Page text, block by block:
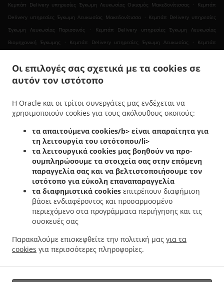
Οι επιλογές σας σχετικά με τα cookies σε
αυτόν τον ιστότοπο
Η Oracle και οι τρίτοι συνεργάτες μας ενδέχεται να
χρησιμοποιούν cookies για τους ακόλουθους σκοπούς:
τα απαιτούμενα cookies/b> είναι απαραίτητα για
τη λειτουργία του ιστότοπου/li>
τα λειτουργικά cookies μας βοηθούν να προ-
συμπληρώσουμε τα στοιχεία σας στην επόμενη
παραγγελία σας και να βελτιστοποιήσουμε τον
ιστότοπο για εύκολη επαναπαραγγελία
τα διαφημιστικά cookies επιτρέπουν διαφήμιση
βάσει ενδιαφέροντος και προσαρμοσμένο
περιεχόμενο στα προγράμματα περιήγησης και τις
συσκευές σας
Παρακαλούμε επισκεφθείτε την πολιτική μας για τα
cookies για περισσότερες πληροφορίες.
Κεµπάπ Delivery υπηρεσίες Έγκωμη Λευκωσίας Οικισμός Μακεδονίτισσας . Κεµπάπ
Delivery υπηρεσίες Έγκωμη Λευκωσίας Μακεδονίτισσα
. Κεµπάπ Delivery υπηρεσίες
Έγκωμη Λευκωσίας Παρισσινός
.
Κεµπάπ Delivery υπηρεσίες Έγκωμη Λευκωσίας
Βιομηχανική Έγκωμης
. Κεµπάπ Delivery υπηρεσίες Έγκωμη Λευκωσίας .
Κεµπάπ
Αρχάγγελος
Κεµπάπ Delivery υπηρεσίες Λευκωσία Παρισσινός . Κεµπάπ Delivery
υπηρεσίες Λευκωσία
.
Κεµπάπ Delivery υπηρεσίες Στρόβολος Ιστορικός Πυρήνας
υπηρεσίες Στρόβολος
. Κεµπάπ Delivery υπηρεσίες Λακατάμια Κάτω Λακατάμια
Κεµπάπ Delivery υπηρεσίες Λακατάμια Μακεδονίτισσα . Κεµπάπ Delivery υπηρεσίες
Λακατάμια Αρχάγγελος . Κεµπάπ Delivery υπηρεσίες Λακατάμια Ανθούπολη . Κεµπάπ
Delivery υπηρεσίες Λακατάμια
Κεµπάπ Delivery υπηρεσίες Μακεδονίτισσα
Delivery υπηρεσίες Paralimni Παρισσινός . Κεµπάπ Delivery υπηρεσίες Paralimni
Κεµπάπ Delivery υπηρεσίες Strovolos Παρισσινός
.
Κεµπάπ Delivery υπηρεσίες
. Κεµπάπ Delivery υπηρεσίες Lakadamya Αρχάγγελος .
υπηρεσίες Lakadamya . Κεµπάπ Delivery υπηρεσίες Lakatameia . Κεµπάπ Delivery
υπηρεσίες Nicosia Παρισσινός . Κεµπάπ Delivery υπηρεσίες Nicosia
υπηρεσίες Lakatamia Riviera
. Κεµπάπ Delivery υπηρεσίες Lakatamia .
Κεµπάπ
Κεµπάπ Delivery υπηρεσίες Engomi̇ Lefkoşa Μακεδονίτισσα
.
Κεµπάπ Delivery
υπηρεσίες Engomi̇ Lefkoşa
. Ελληνική Delivery φαγητού
Παράδοση φαγητού Takeaway